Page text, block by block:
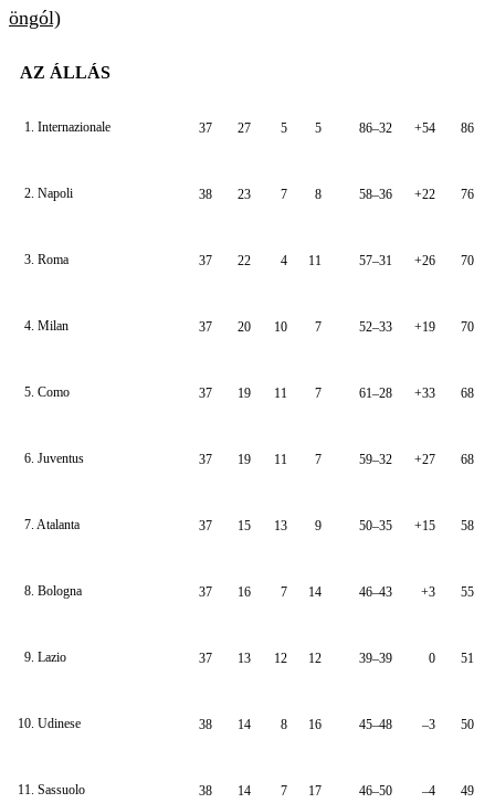
öngól)
1. Internazionale 37 27 5 5 86–32 +54 86
2. Napoli 38 23 7 8 58–36 +22 76
3. Roma 37 22 4 11 57–31 +26 70
4. Milan 37 20 10 7 52–33 +19 70
5. Como 37 19 11 7 61–28 +33 68
6. Juventus 37 19 11 7 59–32 +27 68
7. Atalanta 37 15 13 9 50–35 +15 58
8. Bologna 37 16 7 14 46–43 +3 55
9. Lazio 37 13 12 12 39–39 0 51
10. Udinese 38 14 8 16 45–48 –3 50
11. Sassuolo 38 14 7 17 46–50 –4 49
AZ ÁLLÁS